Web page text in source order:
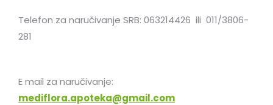
Telefon za naručivanje SRB: 063214426 ili 011/3806-
281
E mail za naručivanje:
mediflora.apoteka@gmail.com